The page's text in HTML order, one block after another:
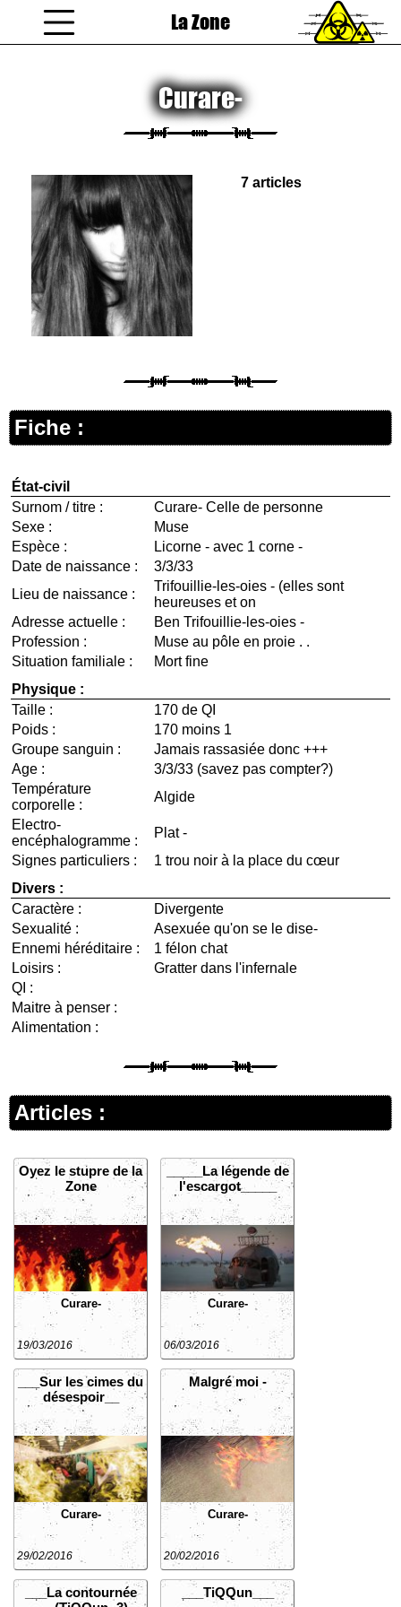
La Zone
Curare-
7 articles
Fiche :
État-civil
Surnom / titre :
Curare- Celle de personne
Sexe :
Muse
Espèce :
Licorne - avec 1 corne -
Date de naissance :
3/3/33
Lieu de naissance :
Trifouillie-les-oies - (elles sont
heureuses et on
Adresse actuelle :
Ben Trifouillie-les-oies -
Profession :
Muse au pôle en proie . .
Situation familiale :
Mort fine
Physique :
Taille :
170 de QI
Poids :
170 moins 1
Groupe sanguin :
Jamais rassasiée donc +++
Age :
3/3/33 (savez pas compter?)
Température
corporelle :
Algide
Electro-
encéphalogramme :
Plat -
Signes particuliers :
1 trou noir à la place du cœur
Divers :
Caractère :
Divergente
Sexualité :
Asexuée qu'on se le dise-
Ennemi héréditaire :
1 félon chat
Loisirs :
Gratter dans l'infernale
QI :
Maitre à penser :
Alimentation :
Articles :
Oyez le stupre de la
Zone
Curare-
19/03/2016
_____La légende de
l'escargot_____
Curare-
06/03/2016
___Sur les cimes du
désespoir__
Curare-
29/02/2016
Malgré moi -
Curare-
20/02/2016
___La contournée
___TiQQun___